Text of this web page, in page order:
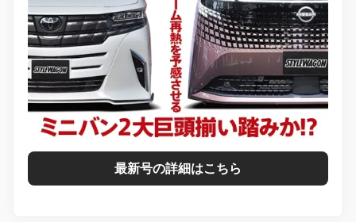
最新号の詳細はこちら